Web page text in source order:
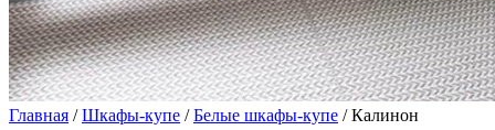
Главная /Шкафы-купе /Белые шкафы-купе / Калинон